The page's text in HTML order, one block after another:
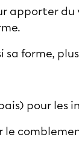
apporter
forme,
pour les
le